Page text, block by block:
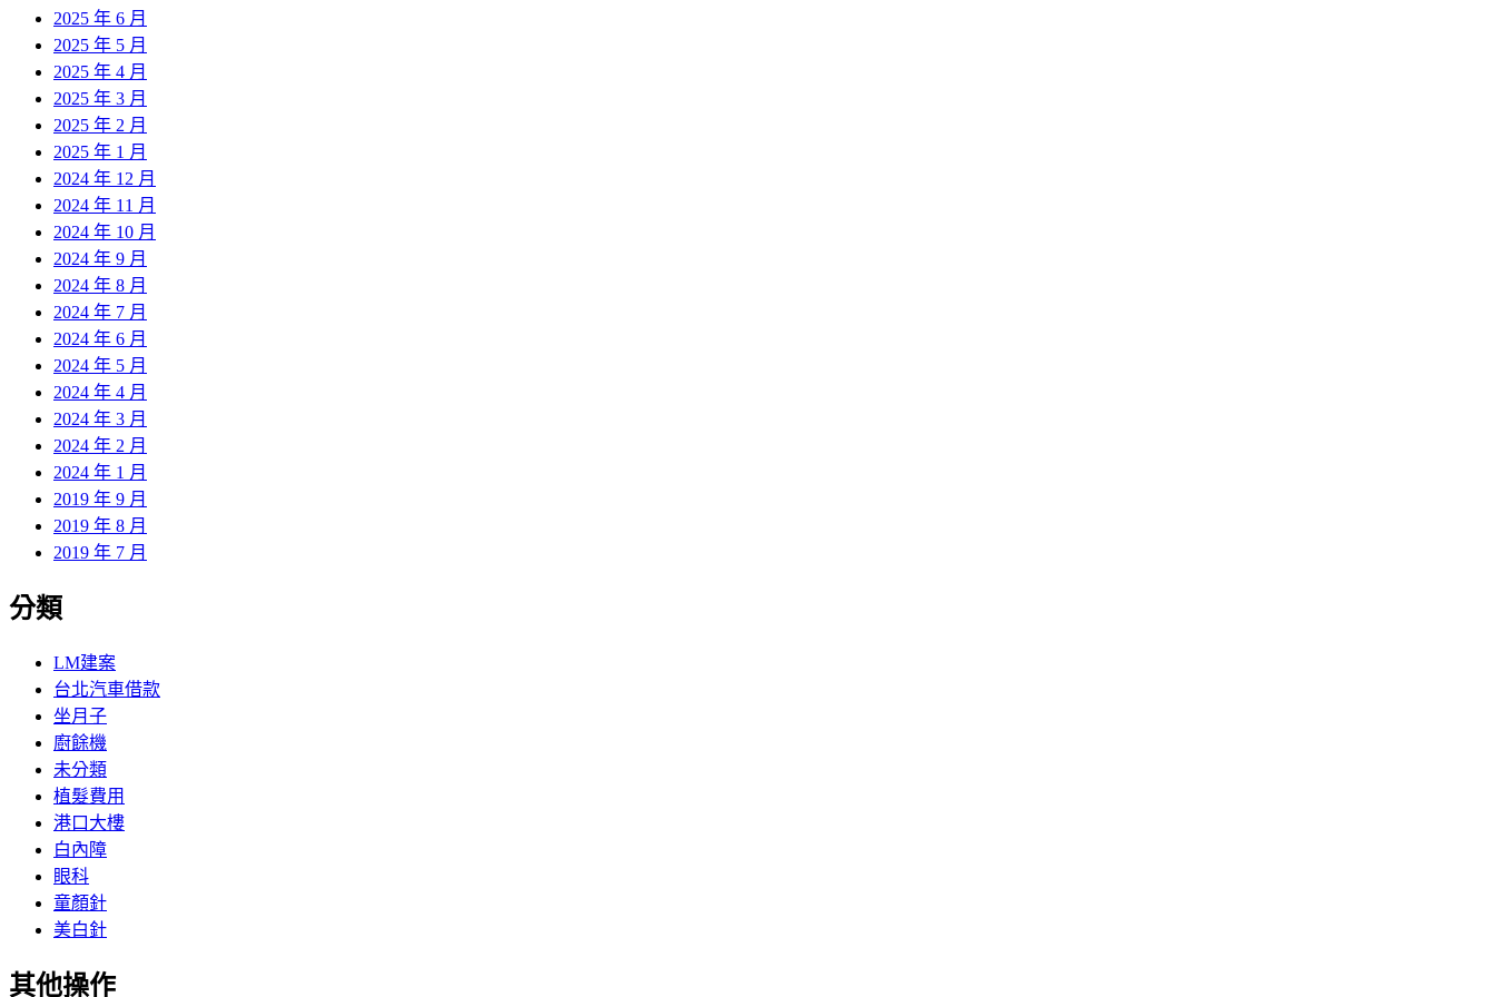
2025 年 6 月
2025 年 5 月
2025 年 4 月
2025 年 3 月
2025 年 2 月
2025 年 1 月
2024 年 12 月
2024 年 11 月
2024 年 10 月
2024 年 9 月
2024 年 8 月
2024 年 7 月
2024 年 6 月
2024 年 5 月
2024 年 4 月
2024 年 3 月
2024 年 2 月
2024 年 1 月
2019 年 9 月
2019 年 8 月
2019 年 7 月
分類
LM建案
台北汽車借款
坐月子
廚餘機
未分類
植髮費用
港口大樓
白內障
眼科
童顏針
美白針
其他操作